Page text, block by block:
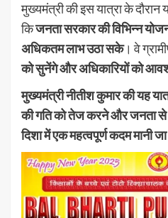
मुख्यमंत्री की इस यात्रा के दौरान
किजनता सरकार की विभिन्न
अधिकतम लाभ उठा सके। वे
को सुनेंगे और अधिकारियों को
मुख्यमंत्री नीतीश कुमार की यह
की गति को तेज करने और जनता से
दिशा में एक महत्वपूर्ण कदम मानी